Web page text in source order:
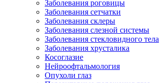
Заболевания роговицы
Заболевания сетчатки
Заболевания склеры
Заболевания слезной системы
Заболевания стекловидного тела
Заболевания хрусталика
Косоглазие
Нейроофтальмология
Опухоли глаз